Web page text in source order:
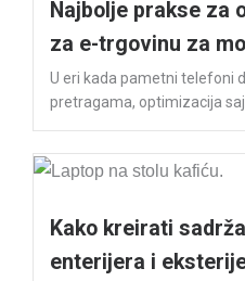
Najbolje prakse za
za e-trgovinu za
U eri kada pametni telefoni
pretragama, optimizacija
Kako kreirati
enterijera i